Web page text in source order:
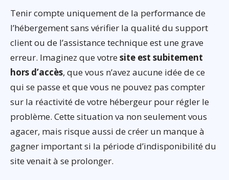
Tenir compte uniquement de la performance de
l’hébergement sans vérifier la qualité du support
client ou de l’assistance technique est une grave
erreur. Imaginez que votresite est subitement
hors d’accès, que vous n’avez aucune idée de ce
qui se passe et que vous ne pouvez pas compter
sur la réactivité de votre hébergeur pour régler le
problème. Cette situation va non seulement vous
agacer, mais risque aussi de créer un manque à
gagner important si la période d’indisponibilité du
site venait à se prolonger.